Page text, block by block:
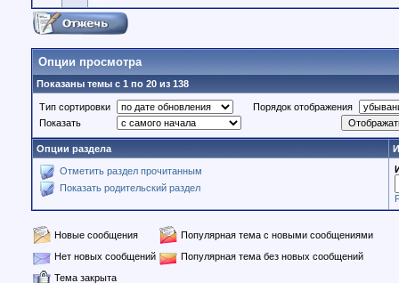
Опции просмотра
Показаны темы с 1 по 20 из 138
Тип сортировки
Порядок отображения
Показать
Опции раздела
Отметить раздел прочитанным
Показать родительский раздел
Новые сообщения
Популярная тема с новыми сообщениями
Нет новых сообщений
Популярная тема без новых сообщений
Тема закрыта